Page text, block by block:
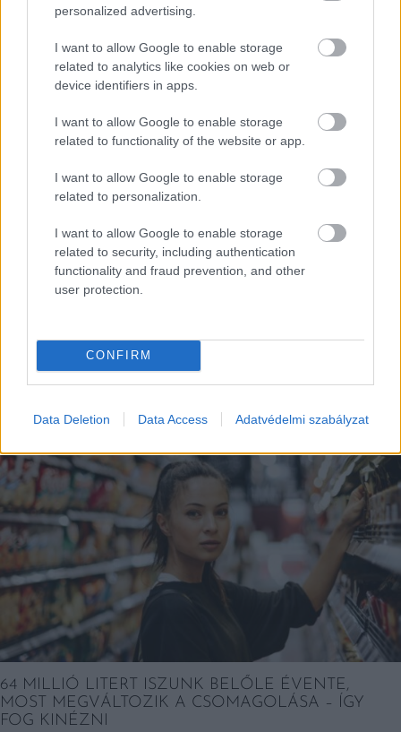
personalized advertising.
I want to allow Google to enable storage
related to analytics like cookies on web or
device identifiers in apps.
I want to allow Google to enable storage
related to functionality of the website or app.
I want to allow Google to enable storage
related to personalization.
I want to allow Google to enable storage
related to security, including authentication
functionality and fraud prevention, and other
user protection.
CONFIRM
Data Deletion Data Access Adatvédelmi szabályzat
EZEK IS ÉRDEKELHETNEK
Kortyok
64 MILLIÓ LITERT ISZUNK BELŐLE ÉVENTE,
MOST MEGVÁLTOZIK A CSOMAGOLÁSA – ÍGY
FOG KINÉZNI